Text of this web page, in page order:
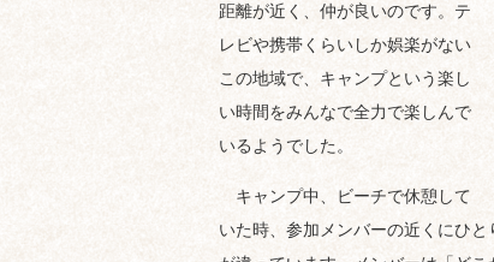
距離が近く、仲が良いのです。テ
レビや携帯くらいしか娯楽がない
この地域で、キャンプという楽し
い時間をみんなで全力で楽しんで
いるようでした。
キャンプ中、ビーチで休憩して
いた時、参加メンバーの近くにひ